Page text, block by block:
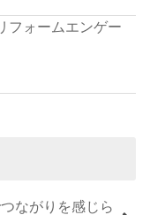
フォームエンゲー
ながりを感じら